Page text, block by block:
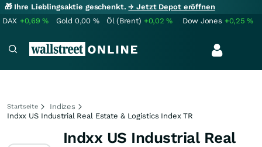
🎁 Ihre Lieblingsaktie geschenkt.→ Jetzt Depot eröffnen
DAX +0,69% Gold 0,00 % Öl (Brent) +0,02% Dow Jones +0,25%
Startseite
Indizes
Indxx US Industrial Real Estate & Logistics Index TR
Indxx US Industrial Real